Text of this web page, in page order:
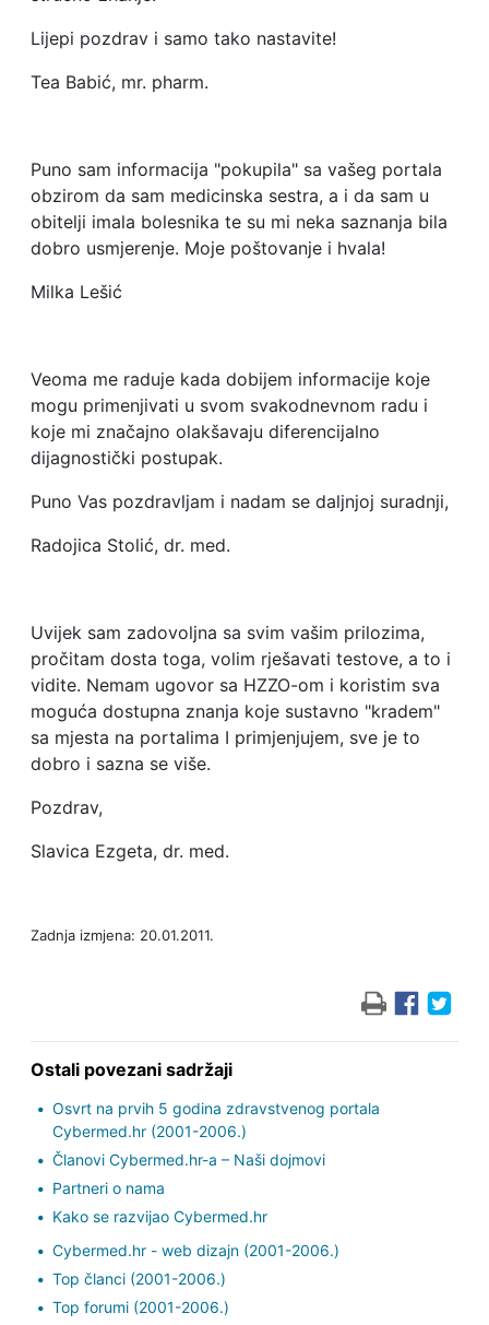
Lijepi pozdrav i samo tako nastavite!
Tea Babić, mr. pharm.
Puno sam informacija "pokupila" sa vašeg portala
obzirom da sam medicinska sestra, a i da sam u
obitelji imala bolesnika te su mi neka saznanja bila
dobro usmjerenje. Moje poštovanje i hvala!
Milka Lešić
Veoma me raduje kada dobijem informacije koje
mogu primenjivati u svom svakodnevnom radu i
koje mi značajno olakšavaju diferencijalno
dijagnostički postupak.
Puno Vas pozdravljam i nadam se daljnjoj suradnji,
Radojica Stolić, dr. med.
Uvijek sam zadovoljna sa svim vašim prilozima,
pročitam dosta toga, volim rješavati testove, a to i
vidite. Nemam ugovor sa HZZO-om i koristim sva
moguća dostupna znanja koje sustavno "kradem"
sa mjesta na portalima I primjenjujem, sve je to
dobro i sazna se više.
Pozdrav,
Slavica Ezgeta, dr. med.
Zadnja izmjena: 20.01.2011.
Ostali povezani sadržaji
Osvrt na prvih 5 godina zdravstvenog portala
Cybermed.hr (2001-2006.)
Članovi Cybermed.hr-a – Naši dojmovi
Partneri o nama
Kako se razvijao Cybermed.hr
Cybermed.hr - web dizajn (2001-2006.)
Top članci (2001-2006.)
Top forumi (2001-2006.)